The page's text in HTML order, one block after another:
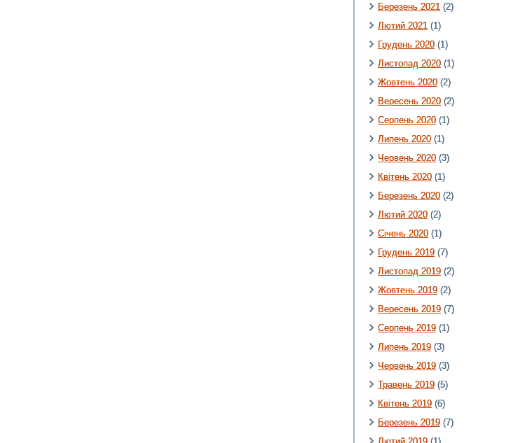
Березень 2021 (2)
Лютий 2021 (1)
Грудень 2020 (1)
Листопад 2020 (1)
Жовтень 2020 (2)
Вересень 2020 (2)
Серпень 2020 (1)
Липень 2020 (1)
Червень 2020 (3)
Квітень 2020 (1)
Березень 2020 (2)
Лютий 2020 (2)
Січень 2020 (1)
Грудень 2019 (7)
Листопад 2019 (2)
Жовтень 2019 (2)
Вересень 2019 (7)
Серпень 2019 (1)
Липень 2019 (3)
Червень 2019 (3)
Травень 2019 (5)
Квітень 2019 (6)
Березень 2019 (7)